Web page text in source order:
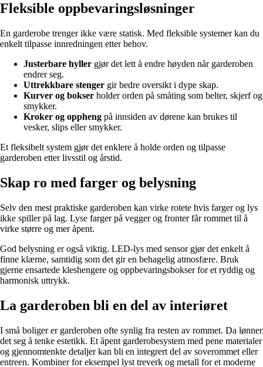
Fleksible oppbevaringsløsninger
En garderobe trenger ikke være statisk. Med fleksible systemer kan du
enkelt tilpasse innredningen etter behov.
Justerbare hyller gjør det lett å endre høyden når garderoben
endrer seg.
Uttrekkbare stenger gir bedre oversikt i dype skap.
Kurver og bokser holder orden på småting som belter, skjerf og
smykker.
Kroker og oppheng på innsiden av dørene kan brukes til
vesker, slips eller smykker.
Et fleksibelt system gjør det enklere å holde orden og tilpasse
garderoben etter livsstil og årstid.
Skap ro med farger og belysning
Selv den mest praktiske garderoben kan virke rotete hvis farger og lys
ikke spiller på lag. Lyse farger på vegger og fronter får rommet til å
virke større og mer åpent.
God belysning er også viktig. LED-lys med sensor gjør det enkelt å
finne klærne, samtidig som det gir en behagelig atmosfære. Bruk
gjerne ensartede kleshengere og oppbevaringsbokser for et ryddig og
harmonisk uttrykk.
La garderoben bli en del av interiøret
I små boliger er garderoben ofte synlig fra resten av rommet. Da lønner
det seg å tenke estetikk. Et åpent garderobesystem med pene materialer
og gjennomtenkte detaljer kan bli en integrert del av soverommet eller
entreen. Kombiner for eksempel lyst treverk og metall for et moderne